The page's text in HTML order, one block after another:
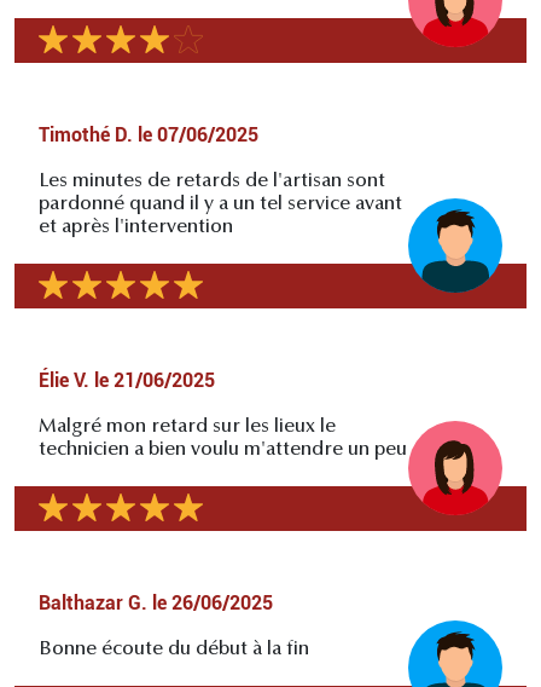
Timothé D. le 07/06/2025
Les minutes de retards de l'artisan sont
pardonné quand il y a un tel service avant
et après l'intervention
Élie V. le 21/06/2025
Malgré mon retard sur les lieux le
technicien a bien voulu m'attendre un peu
Balthazar G. le 26/06/2025
Bonne écoute du début à la fin